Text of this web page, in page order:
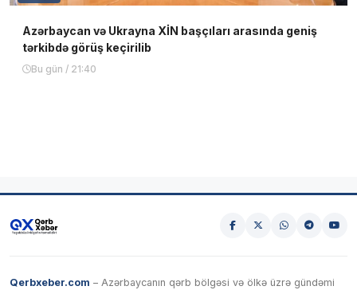
Azərbaycan və Ukrayna XİN başçıları arasında geniş
tərkibdə görüş keçirilib
Bu gün / 21:40
Qerbxeber.com – Azərbaycanın qərb bölgəsi və ölkə üzrə gündəmi